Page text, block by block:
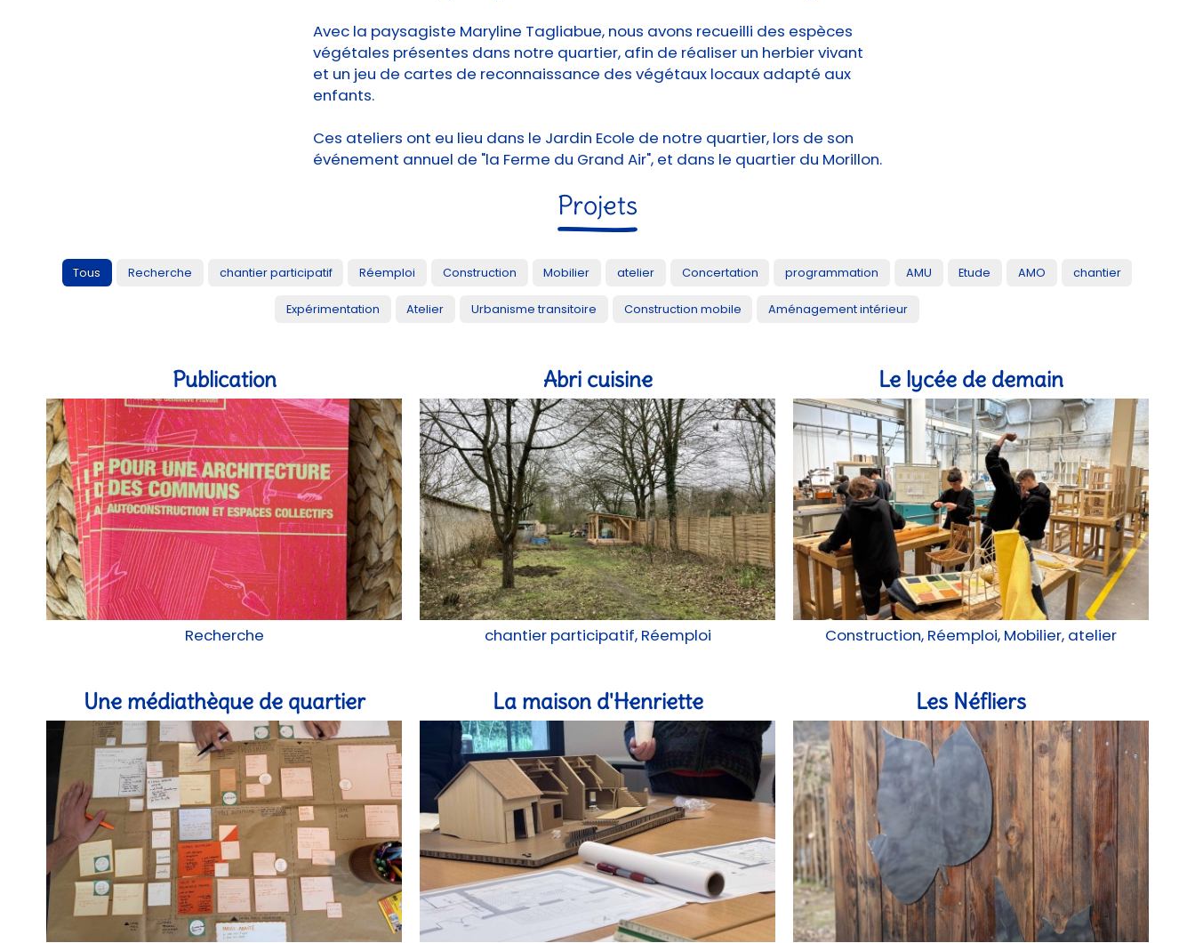
Avec la paysagiste Maryline Tagliabue, nous avons recueilli des espèces
végétales présentes dans notre quartier, afin de réaliser un herbier vivant
et un jeu de cartes de reconnaissance des végétaux locaux adapté aux
enfants.
Ces ateliers ont eu lieu dans le Jardin Ecole de notre quartier, lors de son
événement annuel de "la Ferme du Grand Air", et dans le quartier du Morillon.
Projets
Tous Recherche chantier participatif Réemploi Construction Mobilier atelier Concertation programmation AMU Etude AMO chantier
Expérimentation Atelier Urbanisme transitoire Construction mobile Aménagement intérieur
Publication
Recherche
Abri cuisine
chantier participatif, Réemploi
Le lycée de demain
Construction, Réemploi, Mobilier, atelier
Une médiathèque de quartier La maison d'Henriette Les Néfliers